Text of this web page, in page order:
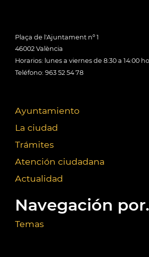
Plaça de l'Ajuntament nº 1
46002 València
Horarios: lunes a viernes de 8:30 a 14:00
Teléfono: 963 52 54 78
Ayuntamiento
La ciudad
Trámites
Atención ciudadana
Actualidad
Navegación
Temas